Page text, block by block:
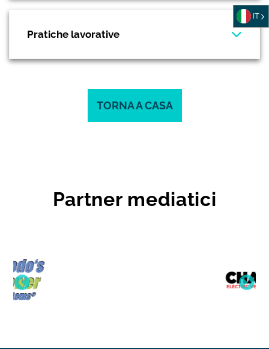
Pratiche lavorative
TORNA A CASA
Partner mediatici
IT